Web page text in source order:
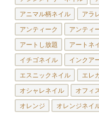
アニマル柄ネイル アラ
アンティーク アンティ
アートし放題 アートネ
イチゴネイル インクア
エスニックネイル エレ
オシャレネイル オフィ
オレンジ オレンジネイ